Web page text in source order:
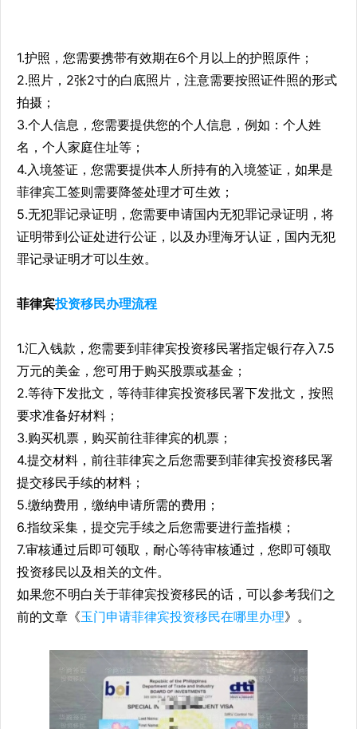
1.护照，您需要携带有效期在6个月以上的护照原件；
2.照片，2张2寸的白底照片，注意需要按照证件照的形式
拍摄；
3.个人信息，您需要提供您的个人信息，例如：个人姓
名，个人家庭住址等；
4.入境签证，您需要提供本人所持有的入境签证，如果是
菲律宾工签则需要降签处理才可生效；
5.无犯罪记录证明，您需要申请国内无犯罪记录证明，将
证明带到公证处进行公证，以及办理海牙认证，国内无犯
罪记录证明才可以生效。
菲律宾投资移民办理流程
1.汇入钱款，您需要到菲律宾投资移民署指定银行存入7.5
万元的美金，您可用于购买股票或基金；
2.等待下发批文，等待菲律宾投资移民署下发批文，按照
要求准备好材料；
3.购买机票，购买前往菲律宾的机票；
4.提交材料，前往菲律宾之后您需要到菲律宾投资移民署
提交移民手续的材料；
5.缴纳费用，缴纳申请所需的费用；
6.指纹采集，提交完手续之后您需要进行盖指模；
7.审核通过后即可领取，耐心等待审核通过，您即可领取
投资移民以及相关的文件。
如果您不明白关于菲律宾投资移民的话，可以参考我们之
前的文章《玉门申请菲律宾投资移民在哪里办理》。